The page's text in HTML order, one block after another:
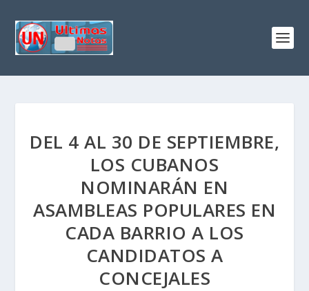
DEL 4 AL 30 DE SEPTIEMBRE,
LOS CUBANOS
NOMINARÁN EN
ASAMBLEAS POPULARES EN
CADA BARRIO A LOS
CANDIDATOS A
CONCEJALES